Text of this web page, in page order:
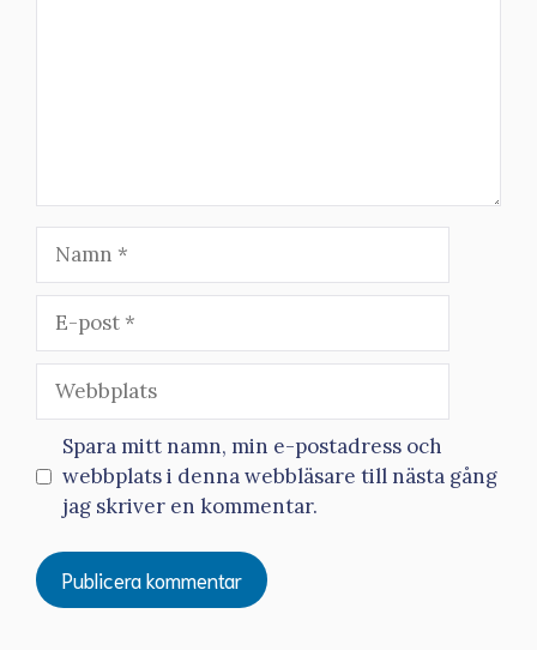
post
Webbplats
Spara mitt namn, min e-postadress och
webbplats i denna webbläsare till nästa gång
jag skriver en kommentar.